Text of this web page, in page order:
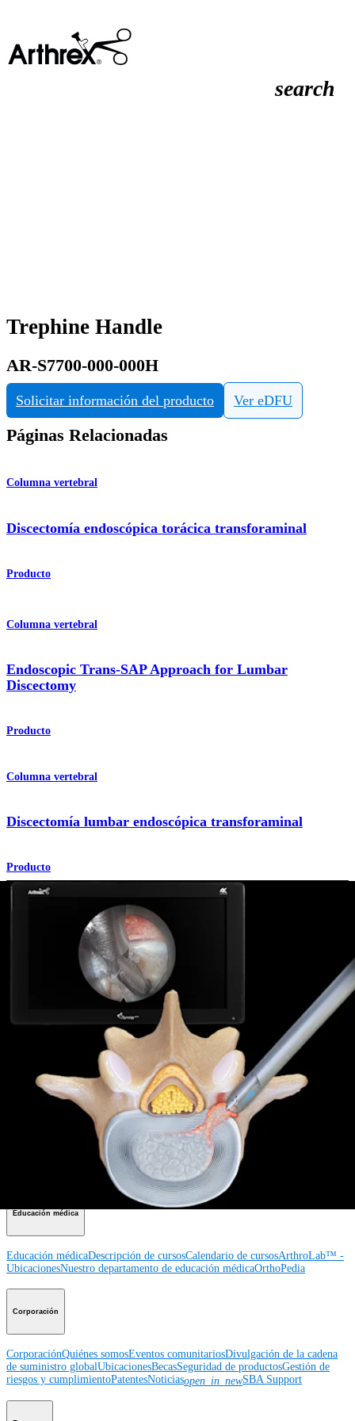
search
Trephine Handle
AR-S7700-000-000H
Solicitar información del producto Ver eDFU
Páginas Relacionadas
Columna vertebral
Discectomía endoscópica torácica transforaminal
Producto
Columna vertebral
Endoscopic Trans-SAP Approach for Lumbar
Discectomy
Producto
Columna vertebral
Discectomía lumbar endoscópica transforaminal
Producto
¿Cómo podemos ayudarlo?
Contacte a un representante
Ver eventos, laboratorios y oportunidades educativas
Regístrese para recibir: ¿Qué hay de nuevo en Arthrex?
Conéctese con nosotros
CodoMano y muñeca Pie y
Cadera Ortobiológicos Cirugía cardiotorácica Columna vertebral
CodoMano y muñeca Pie y tobillo Cadera
Cirugía cardiotorácicaColumna vertebral Imagen y resección
Educación médica
Educación médicaDescripción de cursosCalendario de cursosArthroLab™ -
UbicacionesNuestro departamento de educación médicaOrthoPedia
Corporación
CorporaciónQuiénes somosEventos comunitariosDivulgación de la cadena
de suministro globalUbicacionesBecasSeguridad de productosGestión de
riesgos y cumplimientoPatentesNoticiasopen_in_newSBA Support